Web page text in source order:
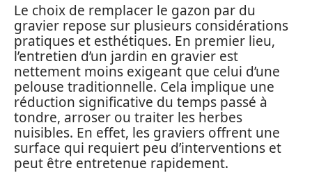
Le choix de remplacer le gazon par du
gravier repose sur plusieurs considérations
pratiques et esthétiques. En premier lieu,
l’entretien d’un jardin en gravier est
nettement moins exigeant que celui d’une
pelouse traditionnelle. Cela implique une
réduction significative du temps passé à
tondre, arroser ou traiter les herbes
nuisibles. En effet, les graviers offrent une
surface qui requiert peu d’interventions et
peut être entretenue rapidement.